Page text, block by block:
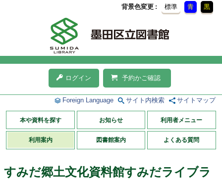
背景色変更 標準 青 黒
ログイン 予約かご確認
Foreign Language サイト内検索 サイトマップ
本や資料を探す お知らせ 利用者メニュー
利用案内 図書館案内 よくある質問
すみだ郷土文化資料館すみだライブラ